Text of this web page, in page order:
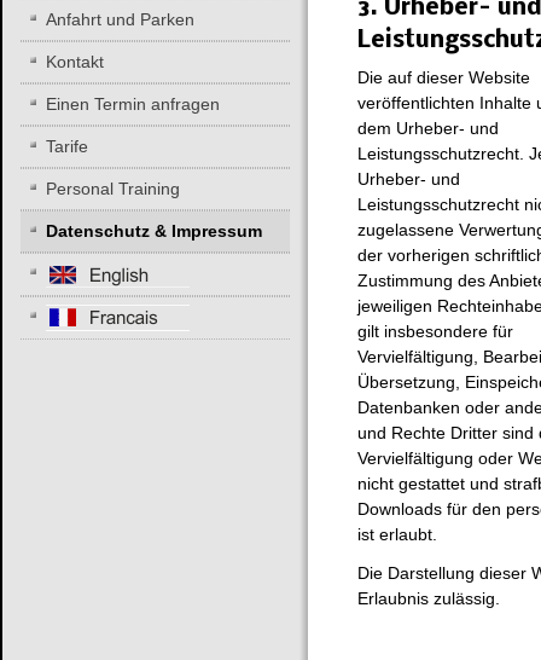
3. Urheber- und
Die auf dieser Website
veröffentlichten Inhalte
dem Urheber- und
Leistungsschutzrecht.
Urheber- und
Leistungsschutzrecht
zugelassene
der vorherigen
Zustimmung des
jeweiligen
gilt insbesondere für
Vervielfältigung,
Übersetzung,
Datenbanken oder
und Rechte Dritter sind
Vervielfältigung oder
nicht gestattet und
Downloads für den
ist erlaubt.
Die Darstellung dieser
Erlaubnis zulässig.
Anfahrt und Parken
Kontakt
Einen Termin anfragen
Tarife
Personal Training
Datenschutz & Impressum